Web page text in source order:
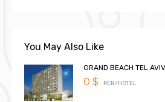
You May Also Like
GRAND BEACH TEL AVIV
0 $ PER/HOTEL